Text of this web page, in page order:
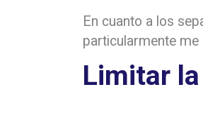
En cuanto a los
particularmente
Limitar